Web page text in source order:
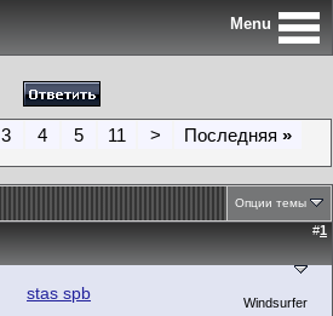
Menu
3 4 5 11 > Последняя »
Опции темы
#1
stas spb Windsurfer